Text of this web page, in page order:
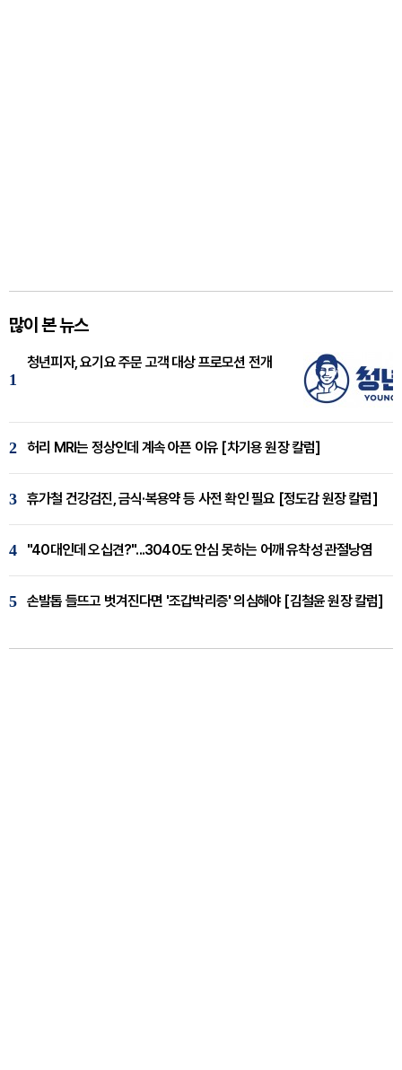
많이 본 뉴스
1
청년피자, 요기요 주문 고객 대상 프로모션 전개
2 허리 MRI는 정상인데 계속 아픈 이유 [차기용 원장 칼럼]
3 휴가철 건강검진, 금식·복용약 등 사전 확인 필요 [정도감 원장 칼럼]
4 "40대인데 오십견?"...3040도 안심 못하는 어깨 유착성 관절낭염
5 손발톱 들뜨고 벗겨진다면 '조갑박리증' 의심해야 [김철윤 원장 칼럼]